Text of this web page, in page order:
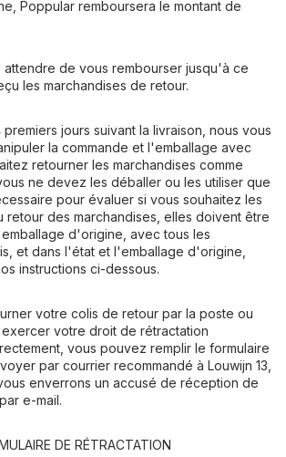
Poppular remboursera le montant de
attendre de vous rembourser jusqu'à ce
les marchandises de retour.
premiers jours suivant la livraison, nous vous
la commande et l'emballage avec
retourner les marchandises comme
ne devez les déballer ou les utiliser que
pour évaluer si vous souhaitez les
retour des marchandises, elles doivent être
d'origine, avec tous les
et dans l'état et l'emballage d'origine,
instructions ci-dessous.
votre colis de retour par la poste ou
votre droit de rétractation
vous pouvez remplir le formulaire
par courrier recommandé à Louwijn 13,
enverrons un accusé de réception de
e-mail.
DE RÉTRACTATION